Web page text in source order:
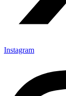
Instagram